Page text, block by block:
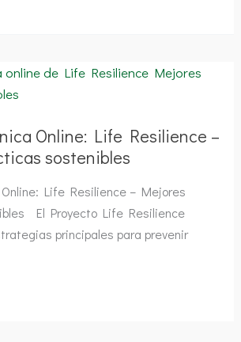
Online: Life Resilience –
sostenibles
Life Resilience – Mejores
El Proyecto Life Resilience
principales para prevenir